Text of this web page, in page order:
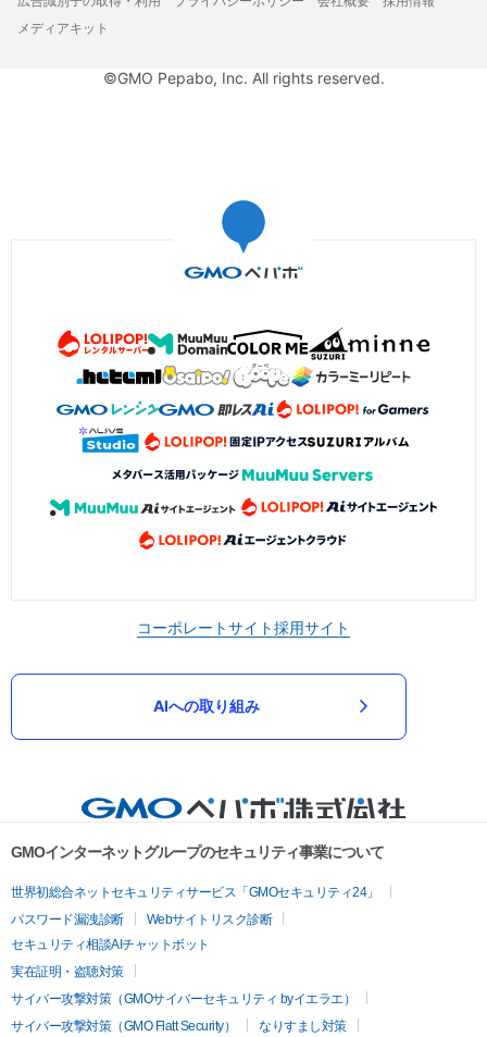
メディアキット
©GMO Pepabo, Inc. All rights reserved.
コーポレートサイト採用サイト
AIへの取り組み
GMOインターネットグループのセキュリティ事業について
世界初総合ネットセキュリティサービス「GMOセキュリティ24」
パスワード漏洩診断
Webサイトリスク診断
セキュリティ相談AIチャットボット
実在証明・盗聴対策
サイバー攻撃対策（GMOサイバーセキュリティ byイエラエ）
サイバー攻撃対策（GMO Flatt Security）
なりすまし対策